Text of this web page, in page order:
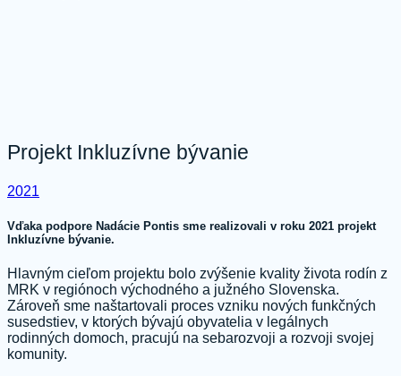
Projekt Inkluzívne bývanie
2021
Vďaka podpore Nadácie Pontis sme realizovali v roku 2021 projekt
Inkluzívne bývanie.
Hlavným cieľom projektu bolo zvýšenie kvality života rodín z
MRK v regiónoch východného a južného Slovenska.
Zároveň sme naštartovali proces vzniku nových funkčných
susedstiev, v ktorých bývajú obyvatelia v legálnych
rodinných domoch, pracujú na sebarozvoji a rozvoji svojej
komunity.